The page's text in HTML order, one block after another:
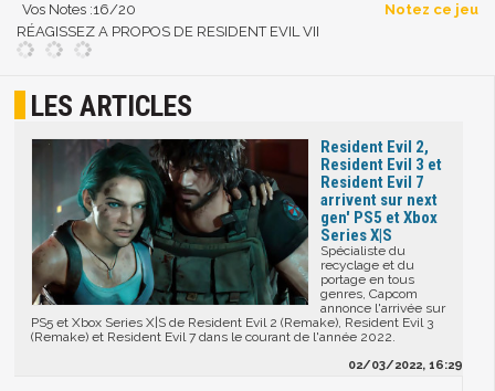
Vos Notes :16/20
Notez ce jeu
RÉAGISSEZ A PROPOS DE RESIDENT EVIL VII
LES ARTICLES
Resident Evil 2,
Resident Evil 3 et
Resident Evil 7
arrivent sur next
gen' PS5 et Xbox
Series X|S
Spécialiste du
recyclage et du
portage en tous
genres, Capcom
annonce l'arrivée sur
PS5 et Xbox Series X|S de Resident Evil 2 (Remake), Resident Evil 3
(Remake) et Resident Evil 7 dans le courant de l'année 2022.
02/03/2022, 16:29